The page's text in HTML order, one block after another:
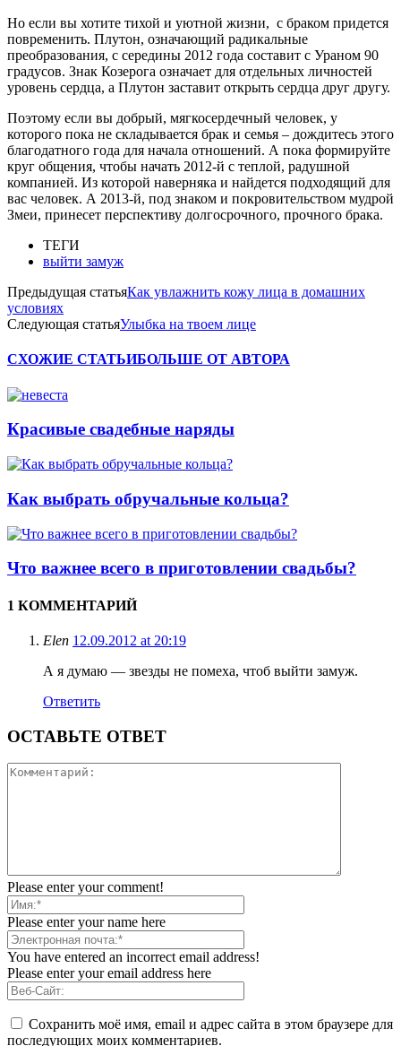
Но если вы хотите тихой и уютной жизни, с браком придется
повременить. Плутон, означающий радикальные
преобразования, с середины 2012 года составит с Ураном 90
градусов. Знак Козерога означает для отдельных личностей
уровень сердца, а Плутон заставит открыть сердца друг другу.
Поэтому если вы добрый, мягкосердечный человек, у
которого пока не складывается брак и семья – дождитесь этого
благодатного года для начала отношений. А пока формируйте
круг общения, чтобы начать 2012-й с теплой, радушной
компанией. Из которой наверняка и найдется подходящий для
вас человек. А 2013-й, под знаком и покровительством мудрой
Змеи, принесет перспективу долгосрочного, прочного брака.
ТЕГИ
выйти замуж
Предыдущая статьяКак увлажнить кожу лица в домашних
условиях
Следующая статьяУлыбка на твоем лице
СХОЖИЕ СТАТЬИБОЛЬШЕ ОТ АВТОРА
Красивые свадебные наряды
Как выбрать обручальные кольца?
Что важнее всего в приготовлении свадьбы?
1 КОММЕНТАРИЙ
Elen 12.09.2012 at 20:19
А я думаю — звезды не помеха, чтоб выйти замуж.
Ответить
ОСТАВЬТЕ ОТВЕТ
Please enter your comment!
Please enter your name here
You have entered an incorrect email address!
Please enter your email address here
Сохранить моё имя, email и адрес сайта в этом браузере для
последующих моих комментариев.